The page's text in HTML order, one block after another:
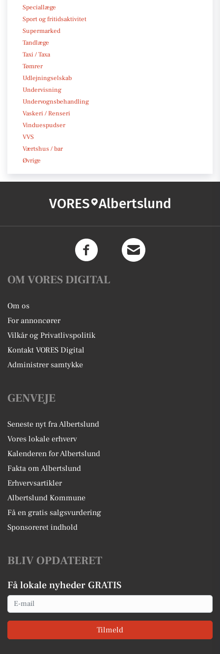
Speciallæge
Sport og fritidsaktivitet
Supermarked
Tandlæge
Taxi / Taxa
Tømrer
Udlejningselskab
Undervisning
Undervognsbehandling
Vaskeri / Renseri
Vinduespudser
VVS
Værtshus / bar
Øvrige
VORES Albertslund
OM VORES DIGITAL
Om os
For annoncører
Vilkår og Privatlivspolitik
Kontakt VORES Digital
Administrer samtykke
GENVEJE
Seneste nyt fra Albertslund
Vores lokale erhverv
Kalenderen for Albertslund
Fakta om Albertslund
Erhvervsartikler
Albertslund Kommune
Få en gratis salgsvurdering
Sponsoreret indhold
BLIV OPDATERET
Få lokale nyheder GRATIS
Email
Tilmeld